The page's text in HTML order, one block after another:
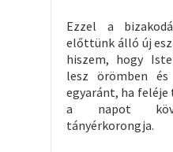
Ezzel a
előttünk álló új
hiszem, hogy
lesz örömben és
egyaránt, ha
a napot
tányérkorongja.